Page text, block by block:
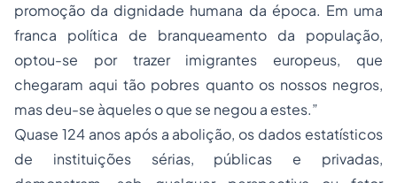
promoção da dignidade humana da época. Em uma
franca política de branqueamento da população,
optou-se por trazer imigrantes europeus, que
chegaram aqui tão pobres quanto os nossos negros,
mas deu-se àqueles o que se negou a estes.”
Quase 124 anos após a abolição, os dados estatísticos
de instituições sérias, públicas e privadas,